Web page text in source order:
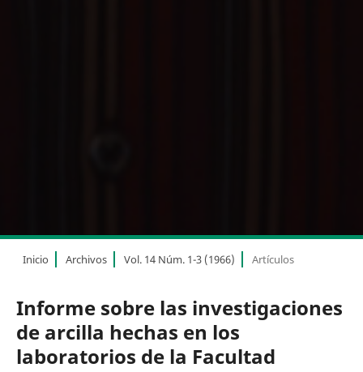
Inicio Archivos Vol. 14 Núm. 1-3 (1966) Artículos
Informe sobre las investigaciones
de arcilla hechas en los
laboratorios de la Facultad